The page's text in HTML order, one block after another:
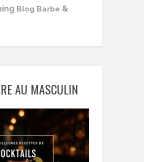
Blog Barbe &
AU MASCULIN